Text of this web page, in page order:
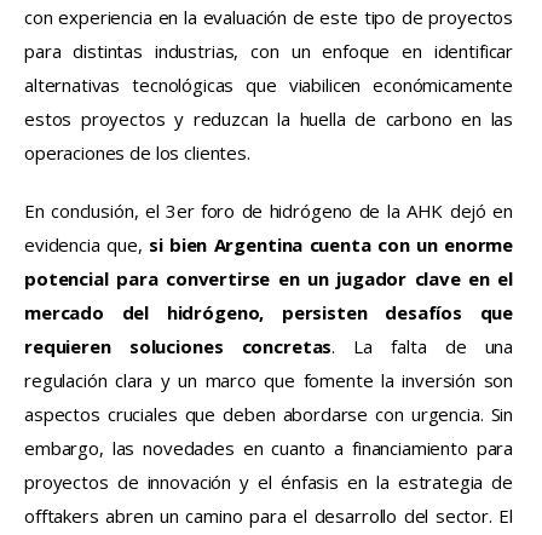
con experiencia en la evaluación de este tipo de proyectos
para distintas industrias, con un enfoque en identificar
alternativas tecnológicas que viabilicen económicamente
estos proyectos y reduzcan la huella de carbono en las
operaciones de los clientes.
En conclusión, el 3er foro de hidrógeno de la AHK dejó en
evidencia que, si bien Argentina cuenta con un enorme
potencial para convertirse en un jugador clave en el
mercado del hidrógeno, persisten desafíos que
requieren soluciones concretas. La falta de una
regulación clara y un marco que fomente la inversión son
aspectos cruciales que deben abordarse con urgencia. Sin
embargo, las novedades en cuanto a financiamiento para
proyectos de innovación y el énfasis en la estrategia de
offtakers abren un camino para el desarrollo del sector. El